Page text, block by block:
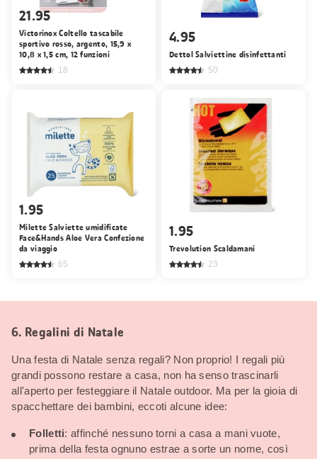
21.95
Victorinox Coltello tascabile
sportivo rosso, argento, 15,9 x
10,8 x 1,5 cm, 12 funzioni
18
4.95
Dettol Salviettine disinfettanti
50
1.95
Milette Salviette umidificate
Face&Hands Aloe Vera Confezione
da viaggio
65
1.95
Trevolution Scaldamani
23
6. Regalini di Natale
Una festa di Natale senza regali? Non proprio! I regali più
grandi possono restare a casa, non ha senso trascinarli
all'aperto per festeggiare il Natale outdoor. Ma per la gioia di
spacchettare dei bambini, eccoti alcune idee:
Folletti: affinché nessuno torni a casa a mani vuote,
prima della festa ognuno estrae a sorte un nome, così